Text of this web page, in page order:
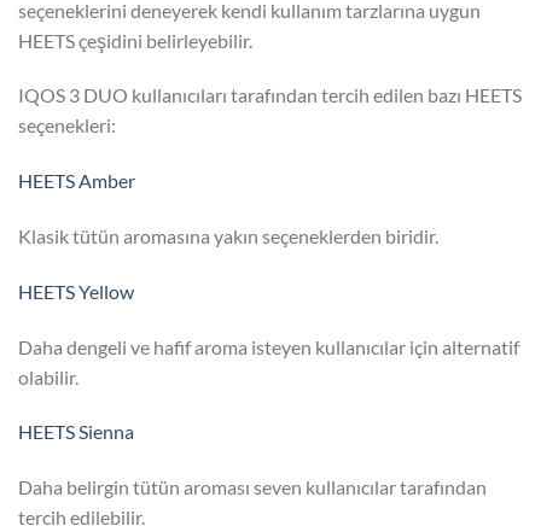
seçeneklerini deneyerek kendi kullanım tarzlarına uygun
HEETS çeşidini belirleyebilir.
IQOS 3 DUO kullanıcıları tarafından tercih edilen bazı HEETS
seçenekleri:
HEETS Amber
Klasik tütün aromasına yakın seçeneklerden biridir.
HEETS Yellow
Daha dengeli ve hafif aroma isteyen kullanıcılar için alternatif
olabilir.
HEETS Sienna
Daha belirgin tütün aroması seven kullanıcılar tarafından
tercih edilebilir.